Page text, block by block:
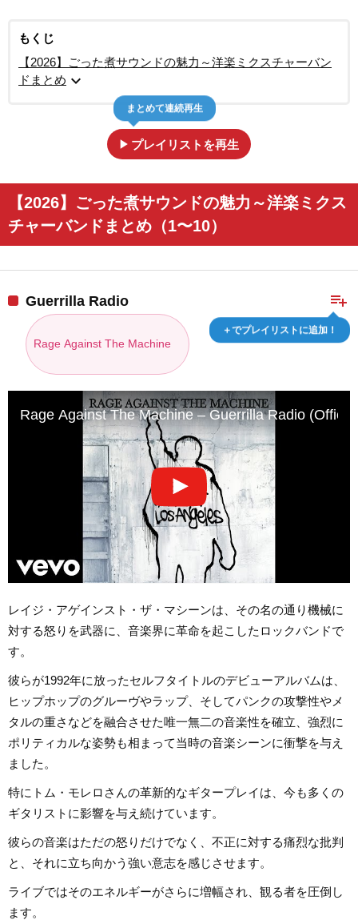
もくじ
【2026】ごった煮サウンドの魅力～洋楽ミクスチャーバン
ドまとめ expand_more
play_arrow プレイリストを再生
まとめて連続再生
【2026】ごった煮サウンドの魅力～洋楽ミクス
チャーバンドまとめ（1〜10）
playlist_add
＋でプレイリストに追加！
Guerrilla Radio
Rage Against The Machine
Rage Against The Machine – Guerrilla Radio
レイジ・アゲインスト・ザ・マシーンは、その名の通り機械に
対する怒りを武器に、音楽界に革命を起こしたロックバンドで
す。
彼らが1992年に放ったセルフタイトルのデビューアルバムは、
ヒップホップのグルーヴやラップ、そしてパンクの攻撃性やメ
タルの重さなどを融合させた唯一無二の音楽性を確立、強烈に
ポリティカルな姿勢も相まって当時の音楽シーンに衝撃を与え
ました。
特にトム・モレロさんの革新的なギタープレイは、今も多くの
ギタリストに影響を与え続けています。
彼らの音楽はただの怒りだけでなく、不正に対する痛烈な批判
と、それに立ち向かう強い意志を感じさせます。
ライブではそのエネルギーがさらに増幅され、観る者を圧倒し
ます。